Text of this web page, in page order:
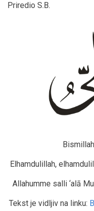
Priredio S.B.
Elhamdulillah,
Allahumme salli ‘alā
Tekst je vidljiv na linku: